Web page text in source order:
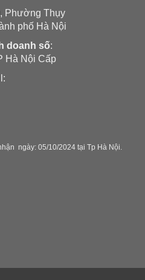
Phường Thụy
phố Hà Nội
doanh số:
Hà Nội Cấp
ngày: 05/10/2024 tại Tp Hà Nội.